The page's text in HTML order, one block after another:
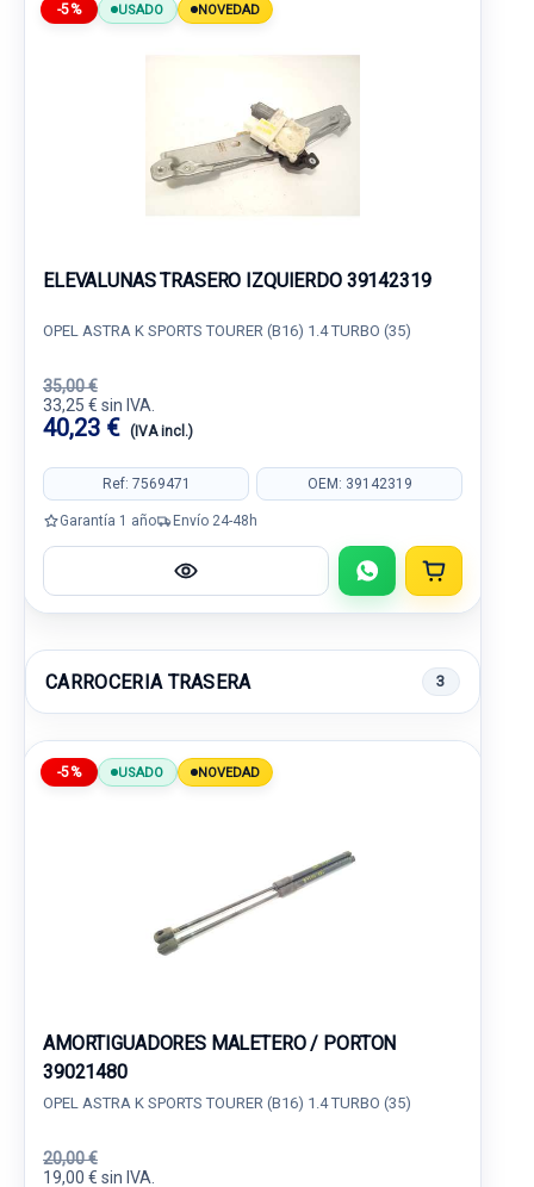
-5% USADO NOVEDAD
ELEVALUNAS TRASERO IZQUIERDO 39142319
OPEL ASTRA K SPORTS TOURER (B16) 1.4 TURBO (35)
35,00 €
33,25 € sin IVA.
40,23 € (IVA incl.)
Ref: 7569471 OEM: 39142319
Garantía 1 año Envío 24-48h
CARROCERIA TRASERA 3
-5% USADO NOVEDAD
AMORTIGUADORES MALETERO / PORTON
39021480
OPEL ASTRA K SPORTS TOURER (B16) 1.4 TURBO (35)
20,00 €
19,00 € sin IVA.